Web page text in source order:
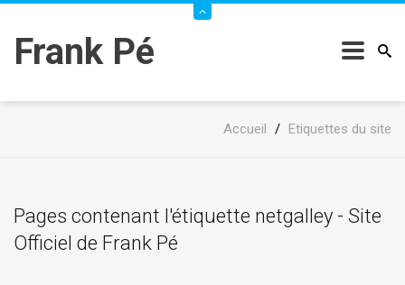
Frank Pé
Accueil / Etiquettes du site
Pages contenant l'étiquette netgalley - Site
Officiel de Frank Pé